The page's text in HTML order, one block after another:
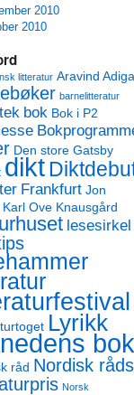
2010
2010
litteratur Aravind Adiga
barnelitteratur
bok Bok i P2
Den store Gatsby
dikt
Frankfurt Jon
Karl Ove Knausgård
lesesirkel
Lyrikk
bok
råd Nordisk råds
Norsk